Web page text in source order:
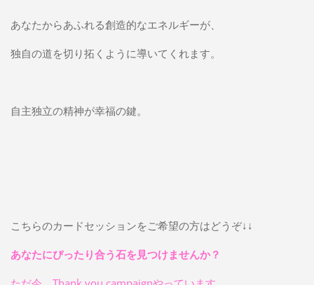
あなたからあふれる創造的なエネルギーが、
独自の道を切り拓くように導いてくれます。
自主独立の精神が幸福の鍵。
こちらのカードセッションをご希望の方はどうぞ↓↓
あなたにぴったり合う石を見つけませんか？